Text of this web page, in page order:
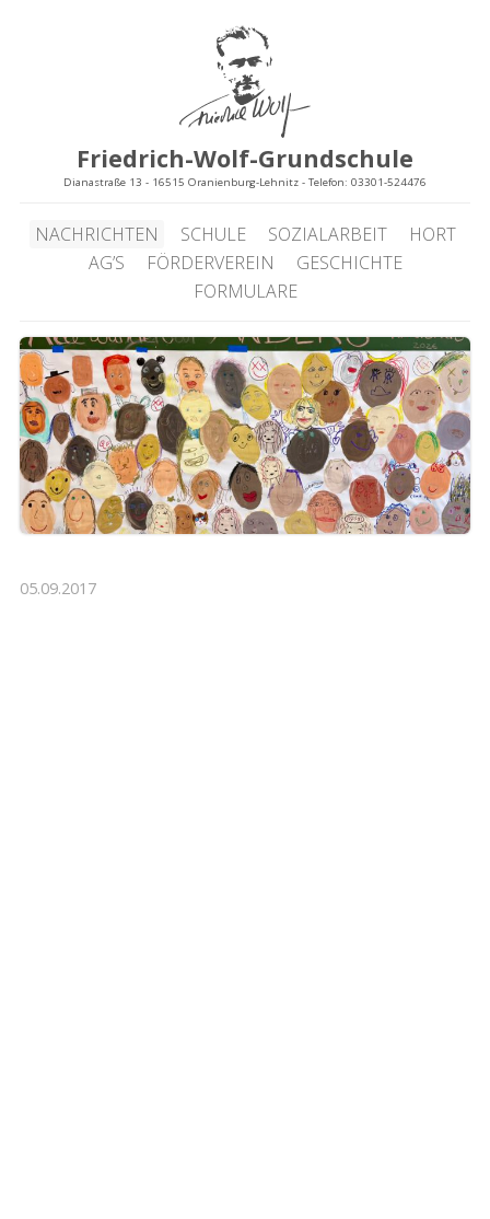
Friedrich-Wolf-Grundschule
Dianastraße 13 - 16515 Oranienburg-Lehnitz - Telefon: 03301-524476
NACHRICHTEN SCHULE SOZIALARBEIT
HORT
AG’S
FÖRDERVEREIN
GESCHICHTE
FORMULARE
05.09.2017